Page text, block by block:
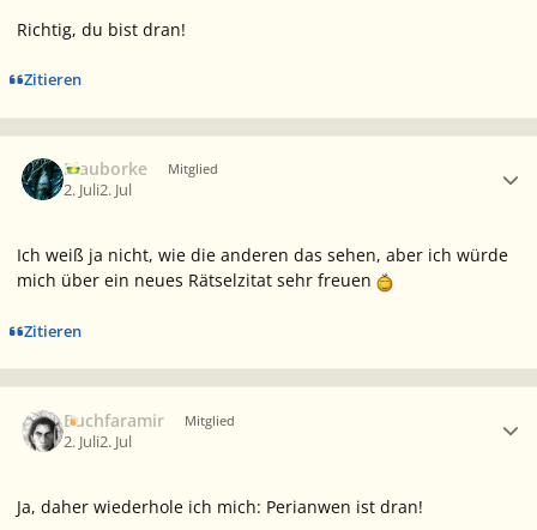
Richtig, du bist dran!
Zitieren
Blauborke Mitglied
2. Juli2. Jul
Ich weiß ja nicht, wie die anderen das sehen, aber ich würde
mich über ein neues Rätselzitat sehr freuen
Zitieren
Buchfaramir Mitglied
2. Juli2. Jul
Ja, daher wiederhole ich mich: Perianwen ist dran!